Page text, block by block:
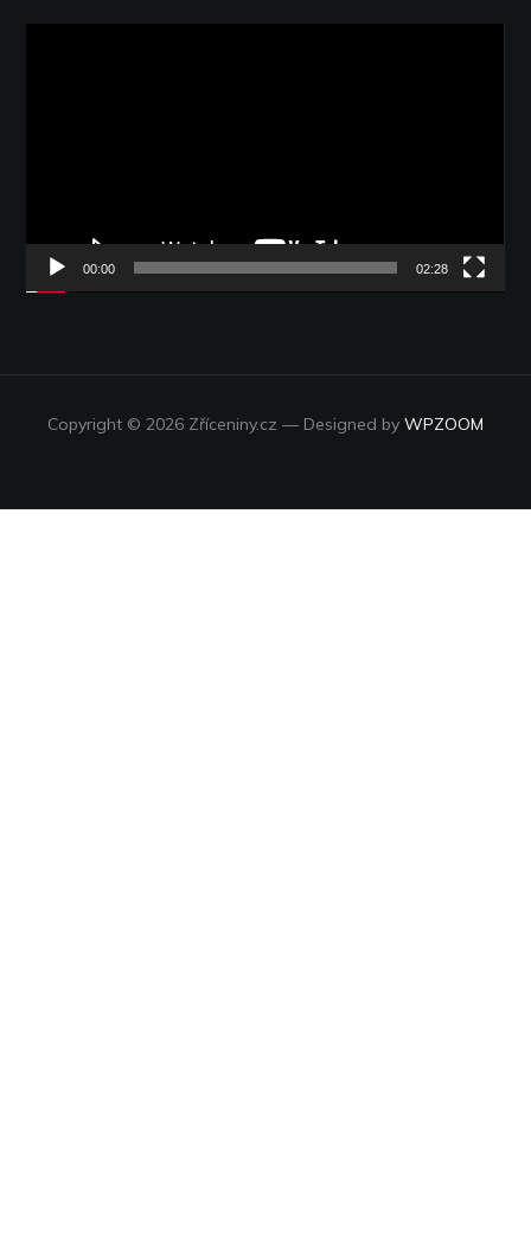
00:00 02:28
Copyright © 2026 Zříceniny.cz — Designed by WPZOOM